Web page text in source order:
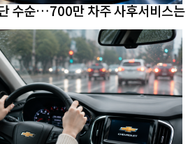
수순…700만 차주 사후서비스는